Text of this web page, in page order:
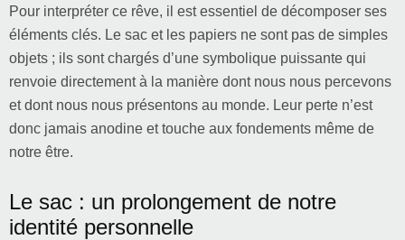
Pour interpréter ce rêve, il est essentiel de décomposer ses
éléments clés. Le sac et les papiers ne sont pas de simples
objets ; ils sont chargés d’une symbolique puissante qui
renvoie directement à la manière dont nous nous percevons
et dont nous nous présentons au monde. Leur perte n’est
donc jamais anodine et touche aux fondements même de
notre être.
Le sac : un prolongement de notre
identité personnelle